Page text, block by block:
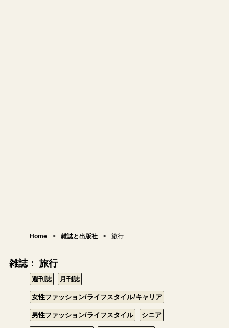
Home 雑誌と出版社 旅行
雑誌： 旅行
週刊誌 月刊誌
女性ファッション/ライフスタイル/キャリア
男性ファッション/ライフスタイル シニア